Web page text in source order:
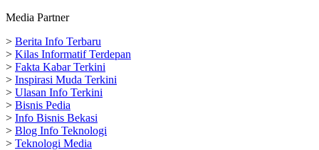
Media Partner
> Berita Info Terbaru
> Kilas Informatif Terdepan
> Fakta Kabar Terkini
> Inspirasi Muda Terkini
> Ulasan Info Terkini
> Bisnis Pedia
> Info Bisnis Bekasi
> Blog Info Teknologi
> Teknologi Media